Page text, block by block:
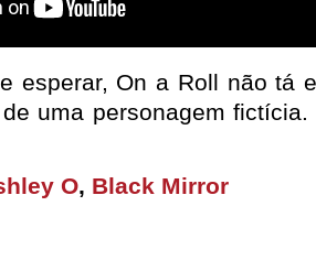
esperar, On a Roll não tá
uma personagem
O, Black Mirror